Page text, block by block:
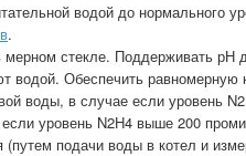
водой до нормального
.
стекле. Поддерживать рН
водой. Обеспечить равномерную
воды, в случае если уровень
уровень N2H4 выше 200
(путем подачи воды в котел и